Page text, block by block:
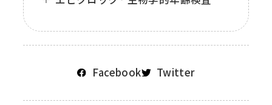
Facebook Twitter